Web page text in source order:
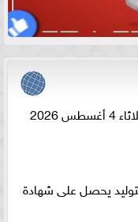
أسعار الذهب اليوم الثلاثاء 4 أغسطس 2026
يحصل على شهادة